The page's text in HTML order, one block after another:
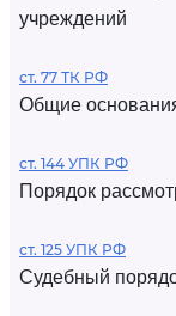
учреждений
ст. 77 ТК РФ
Общие
ст. 144 УПК РФ
Порядок
ст. 125 УПК РФ
Судебный